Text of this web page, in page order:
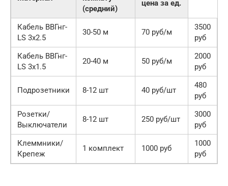
(средний)
цена за ед.
Кабель ВВГнг-
LS 3х2.5
30-50 м 70 руб/м
3500
руб
Кабель ВВГнг-
LS 3х1.5
20-40 м 50 руб/м
2000
руб
Подрозетники 8-12 шт 40 руб/шт
480
руб
Розетки/
Выключатели
8-12 шт 250 руб/шт
3000
руб
Клеммники/
Крепеж
1 комплект 1000 руб
1000
руб